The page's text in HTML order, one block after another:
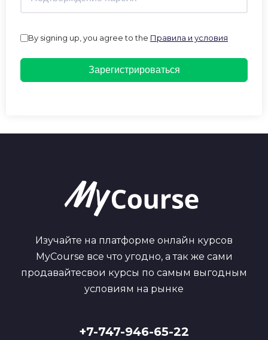
By signing up, you agree to the Правила и условия
Зарегистрироваться
Изучайте на платформе онлайн курсов
MyCourse все что угодно, а так же сами
продавайтесвои курсы по самым выгодным
условиям на рынке
+7-747-946-65-22